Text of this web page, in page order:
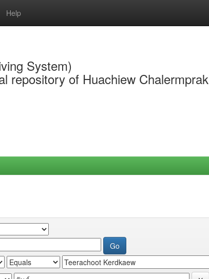
Help
System)
repository of Huachiew